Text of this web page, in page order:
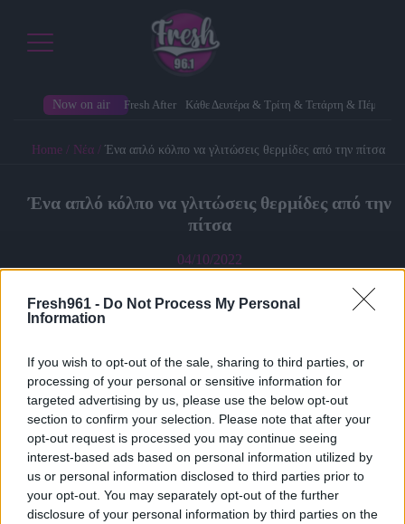
Fresh961 - Do Not Process My Personal
Information
If you wish to opt-out of the sale, sharing to third parties, or
processing of your personal or sensitive information for
targeted advertising by us, please use the below opt-out
section to confirm your selection. Please note that after your
opt-out request is processed you may continue seeing
interest-based ads based on personal information utilized by
us or personal information disclosed to third parties prior to
your opt-out. You may separately opt-out of the further
disclosure of your personal information by third parties on the
Now on air Fresh After Κάθε Δευτέρα & Τρίτη & Τετάρτη &
Home / Νέα / Ένα απλό κόλπο να γλιτώσεις θερμίδες από την πίτσα
Ένα απλό κόλπο να γλιτώσεις θερμίδες από την
πίτσα
04/10/2022